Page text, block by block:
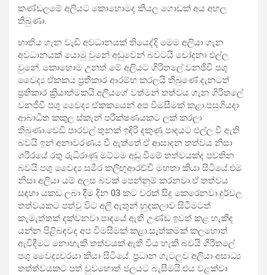
කණ්ඩලමේ අලියට කොහොමද කියල ගොඩක් අය අහල
තිබුණා.
භාතිය ගැන වැඩි අවධානයක් තියෙද්දි මෙම අලියා ගැන
අවධානයක් යොමු වුනේ අඩුවෙන් බවටයි චෝදනා එල්ල
වුනේ. කොහොම උනත් මේ අලියට ගිරිතලේ වනජීවී පශු
වෛද්‍ය ඒකකය ප්‍රතිකාර ආරම්භ කරලයි තිබුණේ.දැනටත්
ප්‍රතිකාර ක්‍රියාත්මකයි.අලියගේ වත්මන් තත්වය ගැන ගිරිතලේ
වනජීවී පශු වෛද්‍ය ඒකකයෙන් අප විමසීමක් කළා.පසුගියදා
ආබාධිත කකුල ස්කෑන් පරීක්ෂණයකට ලක් කරලා
තිබුණා.වෙඩි පාරවල් තුනක් ඉදිරි දකුණු පාදයට එල්ල වී ඇති
බවයි ඉන් අනාවරණය වී ඇත්තේ.ඒ ආසාදන තත්වය නිසා
ශරීරයේ රතු රුධිරාණු මට්ටම අඩු වීමේ තත්වයක්ද පවතින
බවයි පශු වෛද්‍ය සමීර කලිඟුආරච්චි මහතා කියා සිටියේ.එම
නිසා අලියා යම් අලස බවක් පෙන්නුම් කරනවා.ඒ තත්වය
සඳහා යකඩ ලබා දීම දින 03 කට වරක් සිදු කෙරෙනවා.දුර්වල
තත්වයකට පත්වූ විට අලි ඇතුන් හුදකලාව සිටීමටත්
කැමැත්තක් දක්වනවා.පාදයේ ඇති උණ්ඩ ඉවත් කළ හැකිද
යන්න පිළිබඳවද අප විමසීමක් කළා.සැත්කමක් කලහොත්
ඇවිදීමට නොහැකි තත්වයක් ඇති විය හැකි බවයි ගිරිතලේ
පශු වෛද්‍යවරයා කියා සිටියේ. ප්‍රධාන ගැටලුව අලියා අසාධ්‍ය
තත්ත්වයකට පත් වුවහොත් ජලයට බැසීමයි.එය වළක්වා